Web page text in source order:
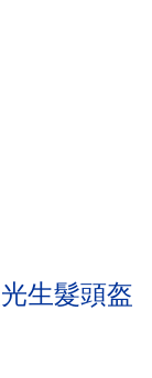
生髮頭盔